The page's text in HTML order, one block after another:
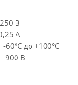
В
А
до +100°C
900 В